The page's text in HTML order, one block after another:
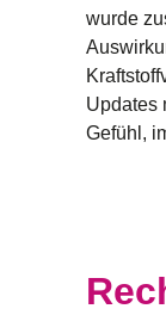
wurde
Updates
Gefühl,